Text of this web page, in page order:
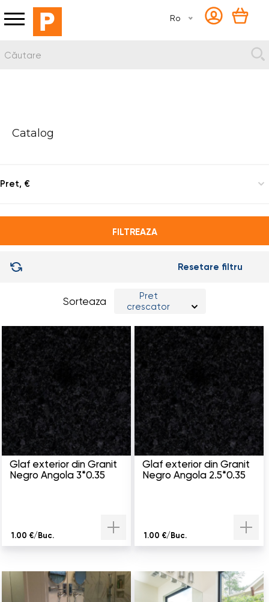
Ro
Catalog
Pret, €
FILTREAZA
Resetare filtru
Sorteaza
Pret
crescator
Glaf exterior din Granit
Negro Angola 3*0.35
1.00 €/Buc.
Glaf exterior din Granit
Negro Angola 2.5*0.35
1.00 €/Buc.